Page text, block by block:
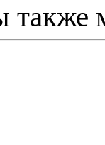
также